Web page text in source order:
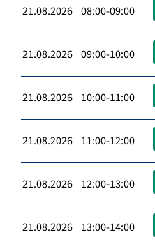
21.08.2026 08:00-09:00
21.08.2026 09:00-10:00
21.08.2026 10:00-11:00
21.08.2026 11:00-12:00
21.08.2026 12:00-13:00
21.08.2026 13:00-14:00